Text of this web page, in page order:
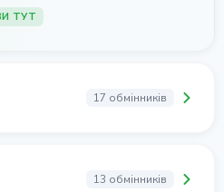
ТУТ
17 обмінників
13 обмінників